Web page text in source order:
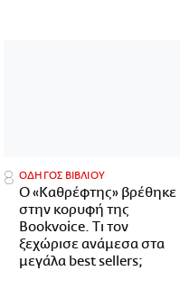
ΟΔΗΓΟΣ ΒΙΒΛΙΟΥ
Ο «Καθρέφτης» βρέθηκε
στην κορυφή της
Bookvoice. Τι τον
ξεχώρισε ανάμεσα στα
μεγάλα best sellers;